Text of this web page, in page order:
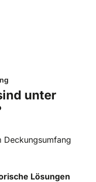
unter
Deckungsumfang
Lösungen